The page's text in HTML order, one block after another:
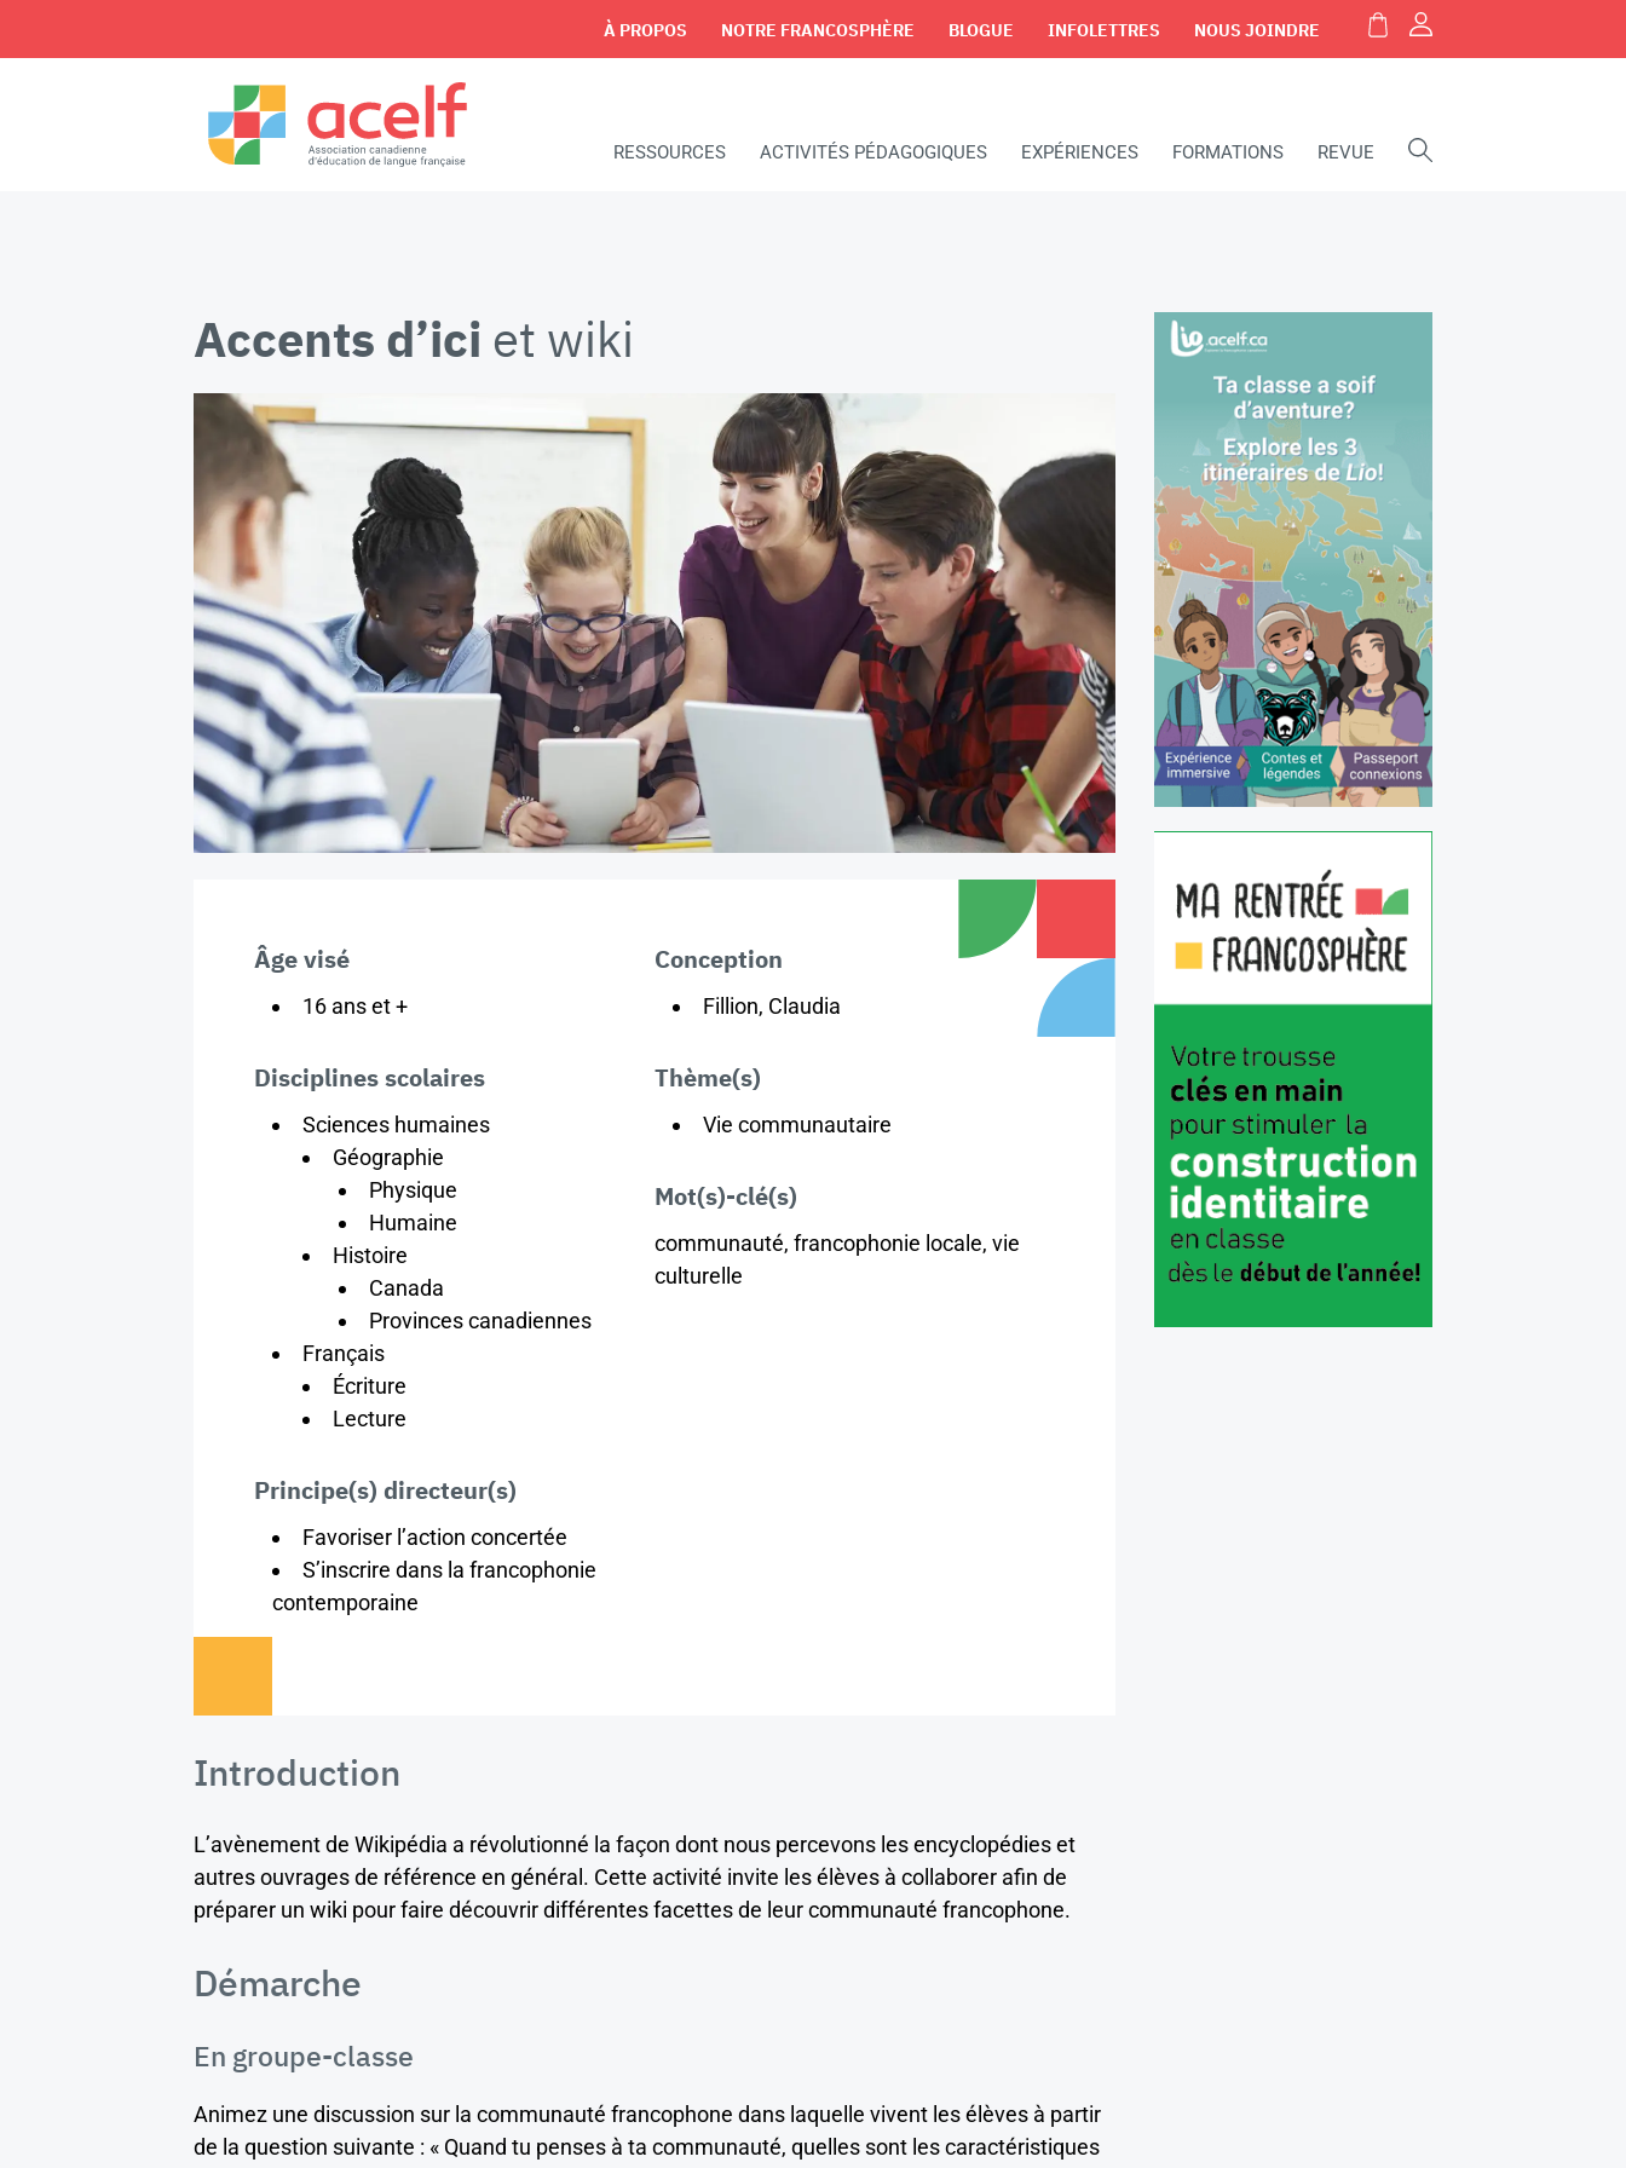
À PROPOS NOTRE FRANCOSPHÈRE BLOGUE INFOLETTRES NOUS JOINDRE
RESSOURCES ACTIVITÉS PÉDAGOGIQUES EXPÉRIENCES FORMATIONS REVUE
Accents d’ici et wiki
Âge visé
16 ans et +
Disciplines scolaires
Sciences humaines
Géographie
Physique
Humaine
Histoire
Canada
Provinces canadiennes
Français
Écriture
Lecture
Principe(s) directeur(s)
Favoriser l’action concertée
S’inscrire dans la francophonie
contemporaine
Conception
Fillion, Claudia
Thème(s)
Vie communautaire
Mot(s)-clé(s)
communauté, francophonie locale, vie
culturelle
Introduction
L’avènement de Wikipédia a révolutionné la façon dont nous percevons les encyclopédies et
autres ouvrages de référence en général. Cette activité invite les élèves à collaborer afin de
préparer un wiki pour faire découvrir différentes facettes de leur communauté francophone.
Démarche
En groupe-classe
Animez une discussion sur la communauté francophone dans laquelle vivent les élèves à partir
de la question suivante : « Quand tu penses à ta communauté, quelles sont les caractéristiques